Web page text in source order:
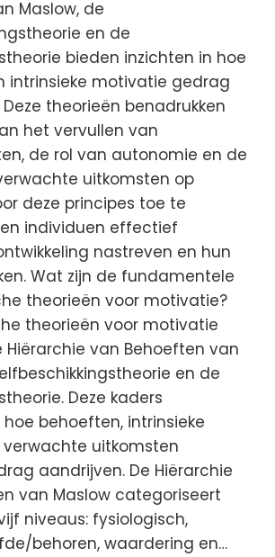
Maslow, de
en de
bieden inzichten in hoe
intrinsieke motivatie gedrag
theorieën benadrukken
het vervullen van
de rol van autonomie en de
uitkomsten op
deze principes toe te
individuen effectief
nastreven en hun
Wat zijn de fundamentele
theorieën voor motivatie?
theorieën voor motivatie
van Behoeften van
en de
Deze kaders
behoeften, intrinsieke
uitkomsten
aandrijven. De Hiërarchie
van Maslow categoriseert
niveaus: fysiologisch,
behoren, waardering en…